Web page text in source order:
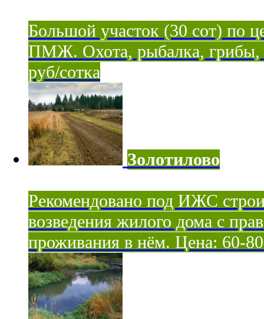
Большой участок (30 сот) по
ПМЖ. Охота, рыбалка, грибы,
руб/сотка
Золотилово
Рекомендовано под ИЖС
возведения жилого дома с
проживания в нём. Цена: 60-80